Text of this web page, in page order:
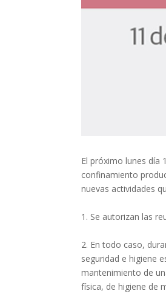
El próximo lunes día
confinamiento
nuevas actividades
1. Se autorizan las
2. En todo caso,
seguridad e higiene
mantenimiento de
física, de higiene de